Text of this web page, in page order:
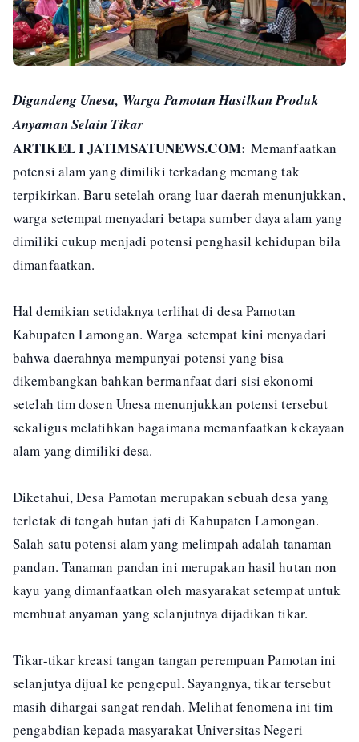
Digandeng Unesa, Warga Pamotan Hasilkan Produk
Anyaman Selain Tikar
ARTIKEL I JATIMSATUNEWS.COM: Memanfaatkan
potensi alam yang dimiliki terkadang memang tak
terpikirkan. Baru setelah orang luar daerah menunjukkan,
warga setempat menyadari betapa sumber daya alam yang
dimiliki cukup menjadi potensi penghasil kehidupan bila
dimanfaatkan.
Hal demikian setidaknya terlihat di desa Pamotan
Kabupaten Lamongan. Warga setempat kini menyadari
bahwa daerahnya mempunyai potensi yang bisa
dikembangkan bahkan bermanfaat dari sisi ekonomi
setelah tim dosen Unesa menunjukkan potensi tersebut
sekaligus melatihkan bagaimana memanfaatkan kekayaan
alam yang dimiliki desa.
Diketahui, Desa Pamotan merupakan sebuah desa yang
terletak di tengah hutan jati di Kabupaten Lamongan.
Salah satu potensi alam yang melimpah adalah tanaman
pandan. Tanaman pandan ini merupakan hasil hutan non
kayu yang dimanfaatkan oleh masyarakat setempat untuk
membuat anyaman yang selanjutnya dijadikan tikar.
Tikar-tikar kreasi tangan tangan perempuan Pamotan ini
selanjutya dijual ke pengepul. Sayangnya, tikar tersebut
masih dihargai sangat rendah. Melihat fenomena ini tim
pengabdian kepada masyarakat Universitas Negeri